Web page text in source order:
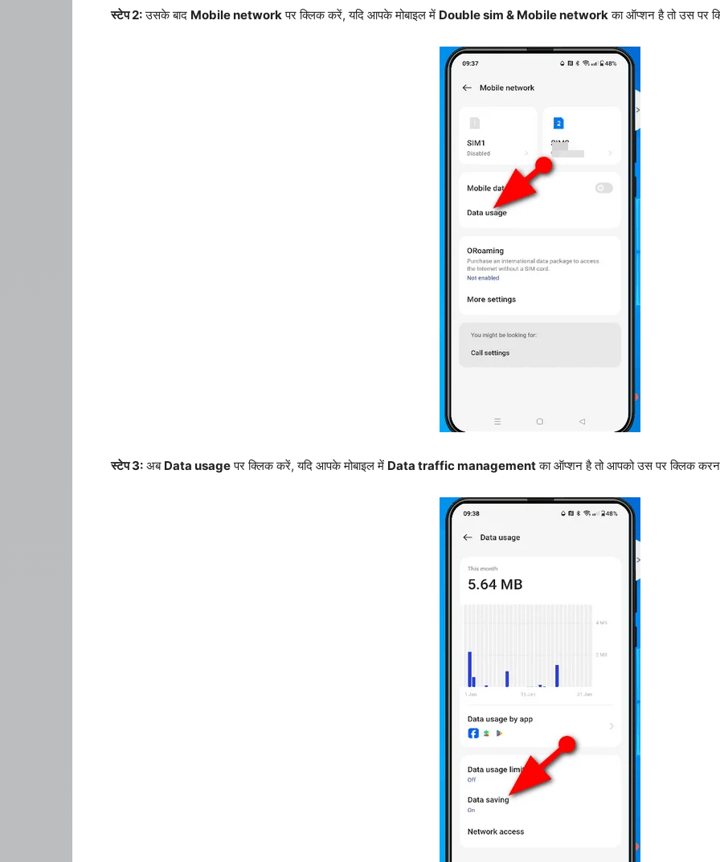
स्टेप 2:उसके बाद Mobile networkपर क्लिक करें, यदि आपके मोबाइल में Double sim & Mobile networkका ऑप्शन है तो उस पर
स्टेप 3: अब Data usageपर क्लिक करें, यदि आपके मोबाइल में Data traffic managementका ऑप्शन है तो आपको उस पर क्लिक